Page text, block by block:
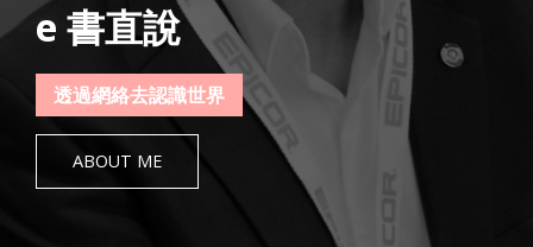
e 書直說
透過網絡去認識世界
ABOUT ME